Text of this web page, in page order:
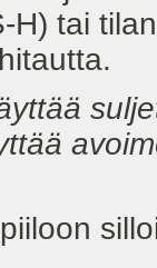
H) tai
silloin